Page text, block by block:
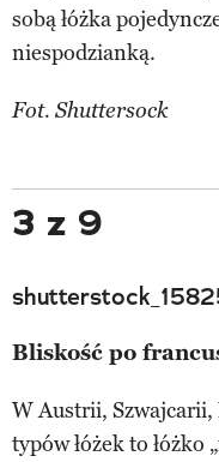
sobą łóżka
niespodzianką.
Fot. Shuttersock
3 z 9
Bliskość po
W Austrii, Szwajcarii,
typów łóżek to łóżko